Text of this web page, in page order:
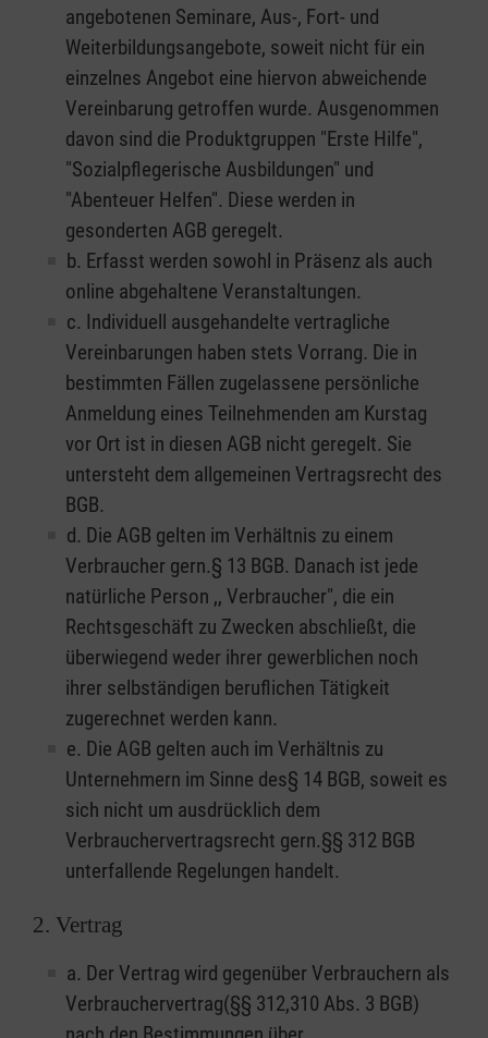
angebotenen Seminare, Aus-, Fort- und
Weiterbildungsangebote, soweit nicht für ein
einzelnes Angebot eine hiervon abweichende
Vereinbarung getroffen wurde. Ausgenommen
davon sind die Produktgruppen "Erste Hilfe",
"Sozialpflegerische Ausbildungen" und
"Abenteuer Helfen". Diese werden in
gesonderten AGB geregelt.
b. Erfasst werden sowohl in Präsenz als auch
online abgehaltene Veranstaltungen.
c. Individuell ausgehandelte vertragliche
Vereinbarungen haben stets Vorrang. Die in
bestimmten Fällen zugelassene persönliche
Anmeldung eines Teilnehmenden am Kurstag
vor Ort ist in diesen AGB nicht geregelt. Sie
untersteht dem allgemeinen Vertragsrecht des
BGB.
d. Die AGB gelten im Verhältnis zu einem
Verbraucher gern.§ 13 BGB. Danach ist jede
natürliche Person ,, Verbraucher", die ein
Rechtsgeschäft zu Zwecken abschließt, die
überwiegend weder ihrer gewerblichen noch
ihrer selbständigen beruflichen Tätigkeit
zugerechnet werden kann.
e. Die AGB gelten auch im Verhältnis zu
Unternehmern im Sinne des§ 14 BGB, soweit es
sich nicht um ausdrücklich dem
Verbrauchervertragsrecht gern.§§ 312 BGB
unterfallende Regelungen handelt.
2. Vertrag
a. Der Vertrag wird gegenüber Verbrauchern als
Verbrauchervertrag(§§ 312,310 Abs. 3 BGB)